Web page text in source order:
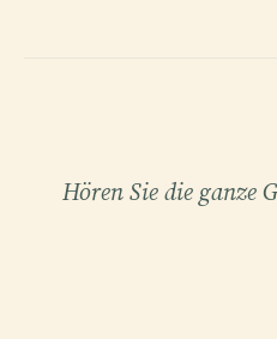
Hören Sie die ganze